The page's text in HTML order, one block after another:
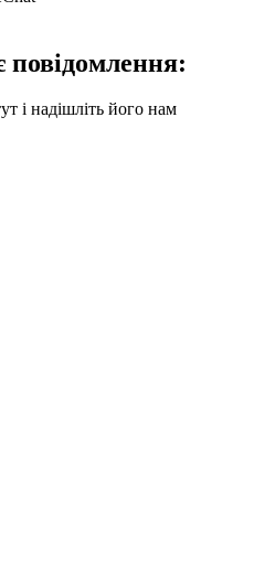
повідомлення:
і надішліть його нам